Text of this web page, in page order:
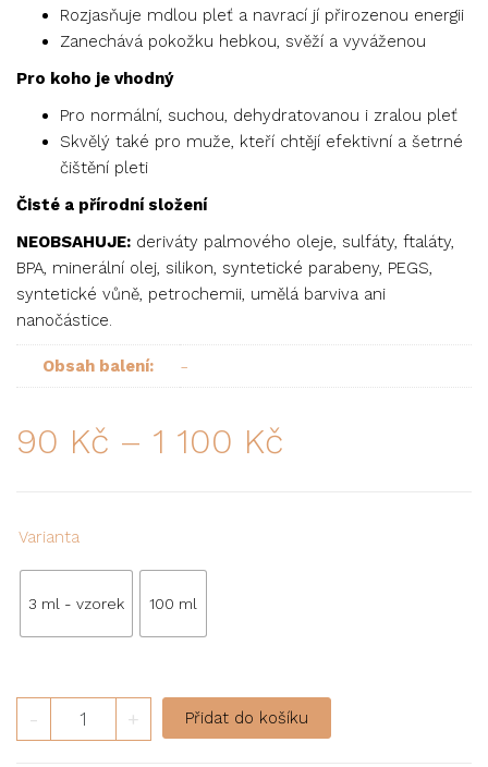
Rozjasňuje mdlou pleť a navrací jí přirozenou energii
Zanechává pokožku hebkou, svěží a vyváženou
Pro koho je vhodný
Pro normální, suchou, dehydratovanou i zralou pleť
Skvělý také pro muže, kteří chtějí efektivní a šetrné
čištění pleti
Čisté a přírodní složení
NEOBSAHUJE: deriváty palmového oleje, sulfáty, ftaláty,
BPA, minerální olej, silikon, syntetické parabeny, PEGS,
syntetické vůně, petrochemii, umělá barviva ani
nanočástice.
Obsah balení: -
90 Kč – 1 100 Kč
Varianta
3 ml - vzorek 100 ml
- + Přidat do košíku